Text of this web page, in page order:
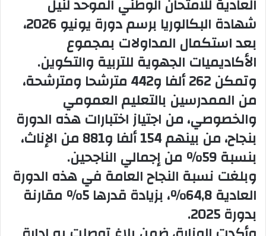
العادية للامتحان الوطني الموحد لنيل
شهادة البكالوريا برسم دورة يونيو 2026،
بعد استكمال المداولات بمجموع
الأكاديميات الجهوية للتربية والتكوين.
وتمكن 262 ألفا و442 مترشحا ومترشحة،
من الممدرسين بالتعليم العمومي
والخصوصي، من اجتياز اختبارات هذه الدورة
بنجاح، من بينهم 154 ألفا و881 من الإناث،
بنسبة 59% من إجمالي الناجحين.
وبلغت نسبة النجاح العامة في هذه الدورة
العادية 64,8%، بزيادة قدرها 5% مقارنة
بدورة 2025.